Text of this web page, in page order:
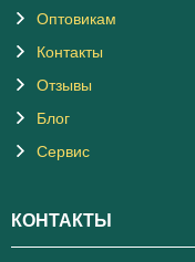
Оптовикам
Контакты
Отзывы
Блог
Сервис
КОНТАКТЫ